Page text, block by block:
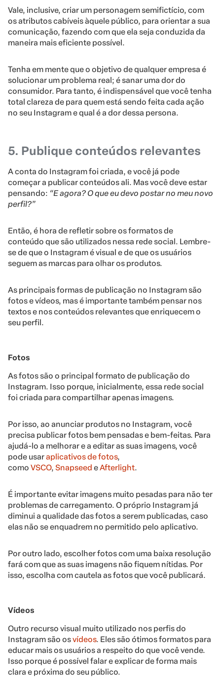
Vale, inclusive, criar um personagem semifictício, com
os atributos cabíveis àquele público, para orientar a sua
comunicação, fazendo com que ela seja conduzida da
maneira mais eficiente possível.
Tenha em mente que o objetivo de qualquer empresa é
solucionar um problema real; é sanar uma dor do
consumidor. Para tanto, é indispensável que você tenha
total clareza de para quem está sendo feita cada ação
no seu Instagram e qual é a dor dessa persona.
5. Publique conteúdos relevantes
A conta do Instagram foi criada, e você já pode
começar a publicar conteúdos ali. Mas você deve estar
pensando: “E agora? O que eu devo postar no meu novo
perfil?”
Então, é hora de refletir sobre os formatos de
conteúdo que são utilizados nessa rede social. Lembre-
se de que o Instagram é visual e de que os usuários
seguem as marcas para olhar os produtos.
As principais formas de publicação no Instagram são
fotos e vídeos, mas é importante também pensar nos
textos e nos conteúdos relevantes que enriquecem o
seu perfil.
Fotos
As fotos são o principal formato de publicação do
Instagram. Isso porque, inicialmente, essa rede social
foi criada para compartilhar apenas imagens.
Por isso, ao anunciar produtos no Instagram, você
precisa publicar fotos bem pensadas e bem-feitas. Para
ajudá-lo a melhorar e a editar as suas imagens, você
pode usaraplicativos de fotos,
como VSCO, Snapseed eAfterlight.
É importante evitar imagens muito pesadas para não ter
problemas de carregamento. O próprio Instagram já
diminui a qualidade das fotos a serem publicadas, caso
elas não se enquadrem no permitido pelo aplicativo.
Por outro lado, escolher fotos com uma baixa resolução
fará com que as suas imagens não fiquem nítidas. Por
isso, escolha com cautela as fotos que você publicará.
Vídeos
Outro recurso visual muito utilizado nos perfis do
Instagram são osvídeos. Eles são ótimos formatos para
educar mais os usuários a respeito do que você vende.
Isso porque é possível falar e explicar de forma mais
clara e próxima do seu público.